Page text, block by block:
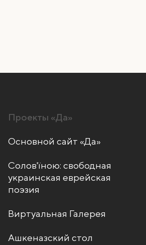
Проекты «Да»
Основной сайт «Да»
Солов'їною: свободная
украинская еврейская
поэзия
Виртуальная Галерея
Ашкеназский стол